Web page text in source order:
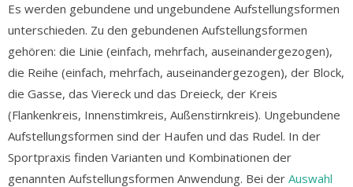
Es werden gebundene und ungebundene Aufstellungsformen
unterschieden. Zu den gebundenen Aufstellungsformen
gehören: die Linie (einfach, mehrfach, auseinandergezogen),
die Reihe (einfach, mehrfach, auseinandergezogen), der Block,
die Gasse, das Viereck und das Dreieck, der Kreis
(Flankenkreis, Innenstimkreis, Außenstirnkreis). Ungebundene
Aufstellungsformen sind der Haufen und das Rudel. In der
Sportpraxis finden Varianten und Kombinationen der
genannten Aufstellungsformen Anwendung. Bei der Auswahl